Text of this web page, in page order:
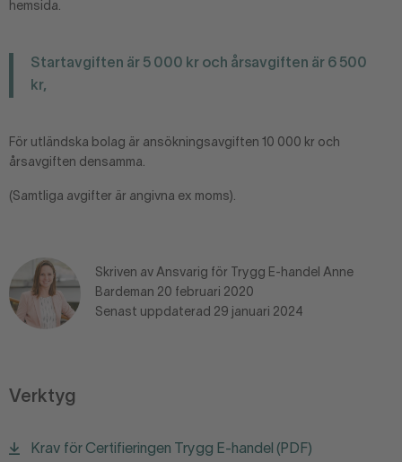
hemsida.
Startavgiften är 5 000 kr och årsavgiften är 6 500
kr,
För utländska bolag är ansökningsavgiften 10 000 kr och
årsavgiften densamma.
(Samtliga avgifter är angivna ex moms).
Skriven av Ansvarig för Trygg E-handel Anne
Bardeman 20 februari 2020
Senast uppdaterad 29 januari 2024
Verktyg
Krav för Certifieringen Trygg E-handel (PDF)